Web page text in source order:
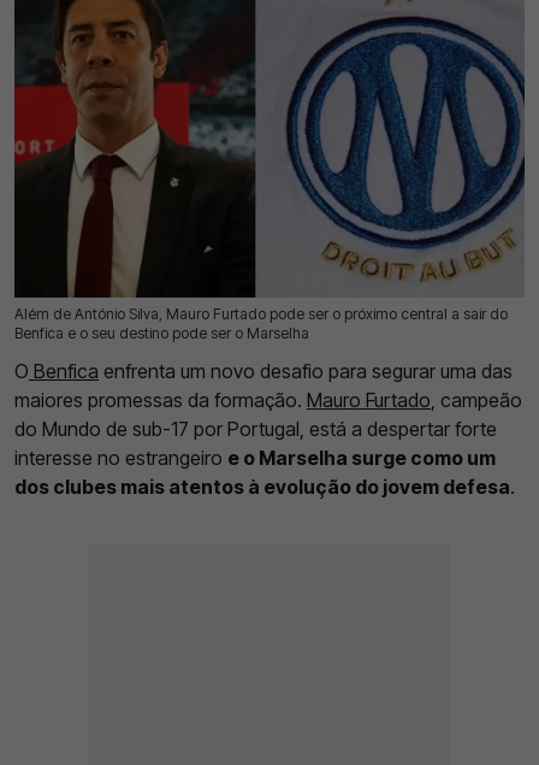
Além de António Silva, Mauro Furtado pode ser o próximo central a sair do
Benfica e o seu destino pode ser o Marselha
16 Jul 2026 | 17:31 | 0
O Benfica enfrenta um novo desafio para segurar uma das
maiores promessas da formação. Mauro Furtado , campeão
do Mundo de sub-17 por Portugal, está a despertar forte
interesse no estrangeiro e o Marselha surge como um
dos clubes mais atentos à evolução do jovem defesa.